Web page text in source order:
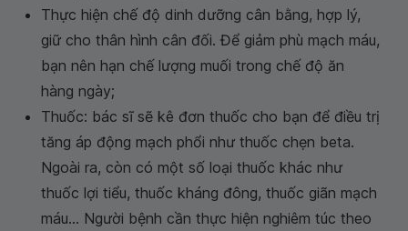
Thực hiện chế độ dinh dưỡng cân bằng, hợp lý,
giữ cho thân hình cân đối. Để giảm phù mạch máu,
bạn nên hạn chế lượng muối trong chế độ ăn
hàng ngày;
Thuốc: bác sĩ sẽ kê đơn thuốc cho bạn để điều trị
tăng áp động mạch phổi như thuốc chẹn beta.
Ngoài ra, còn có một số loại thuốc khác như
thuốc lợi tiểu, thuốc kháng đông, thuốc giãn mạch
máu... Người bệnh cần thực hiện nghiêm túc theo